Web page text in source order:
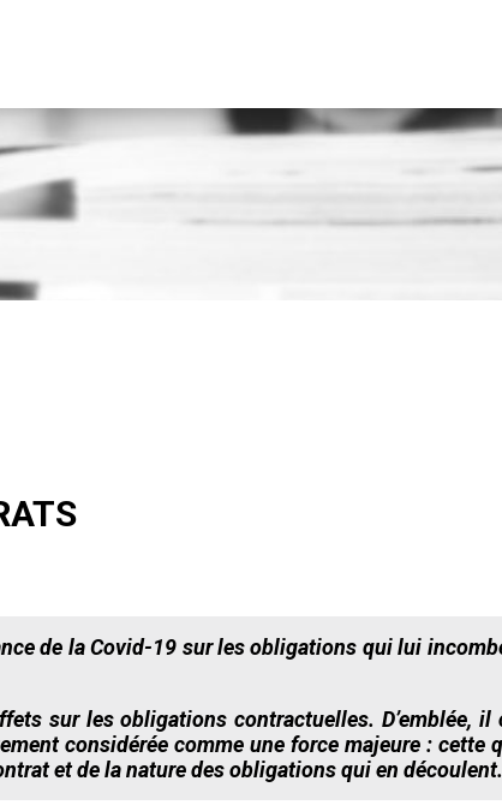
de la Covid-19 sur les obligations qui lui
sur les obligations contractuelles. D’emblée, il
considérée comme une force majeure : cette
et de la nature des obligations qui en découlent.